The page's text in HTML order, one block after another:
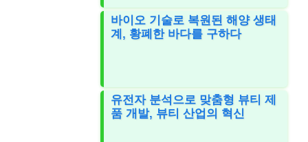
바이오 기술로 복원된 해양 생태
계, 황폐한 바다를 구하다
유전자 분석으로 맞춤형 뷰티 제
품 개발, 뷰티 산업의 혁신